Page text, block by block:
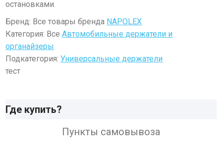
остановками.
Бренд: Все товары бренда NAPOLEX
Категория: ВсеАвтомобильные держатели и
органайзеры
Подкатегория:Универсальные держатели
тест
Где купить?
Пункты самовывоза